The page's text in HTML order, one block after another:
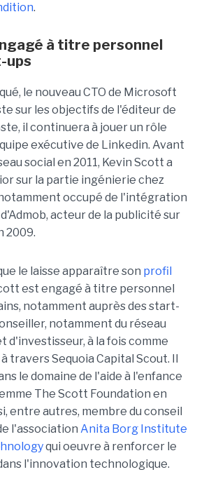
.
à titre personnel
ups
le nouveau CTO de Microsoft
sur les objectifs de l'éditeur de
il continuera à jouer un rôle
exécutive de Linkedin. Avant
social en 2011, Kevin Scott a
sur la partie ingénierie chez
occupé de l'intégration
acteur de la publicité sur
2009.
le laisse apparaître son profil
est engagé à titre personnel
notamment auprès des start-
notamment du réseau
d'investisseur, à la fois comme
travers Sequoia Capital Scout. Il
le domaine de l'aide à l'enfance
The Scott Foundation en
entre autres, membre du conseil
l'association Anita Borg Institute
qui oeuvre à renforcer le
l'innovation technologique.